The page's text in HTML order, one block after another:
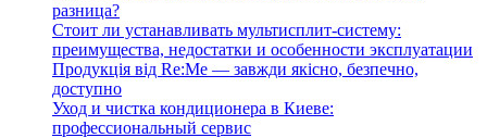
разница?
Стоит ли устанавливать мультисплит-систему:
преимущества, недостатки и особенности эксплуатации
Продукція від Re:Me — завжди якісно, безпечно,
доступно
Уход и чистка кондиционера в Киеве:
профессиональный сервис